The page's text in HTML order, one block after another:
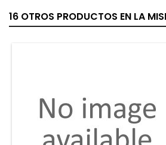
16 OTROS PRODUCTOS EN LA